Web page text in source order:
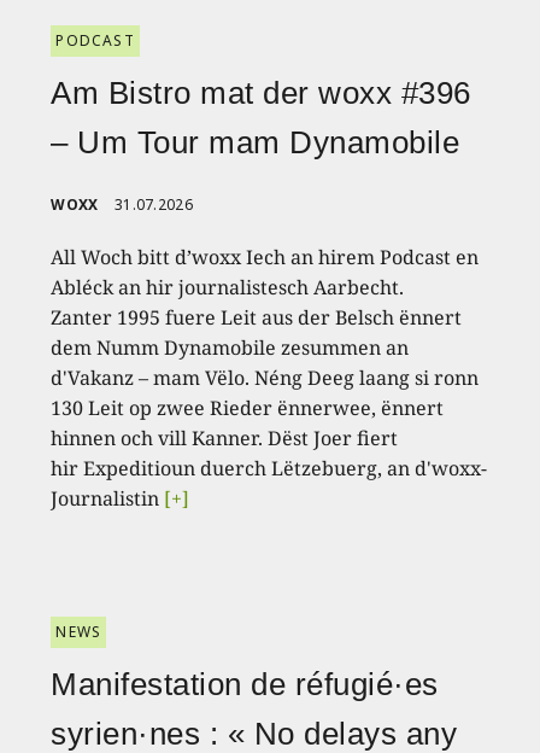
PODCAST
Am Bistro mat der woxx #396
– Um Tour mam Dynamobile
WOXX 31.07.2026
All Woch bitt d’woxx Iech an hirem Podcast en
Abléck an hir journalistesch Aarbecht.
Zanter 1995 fuere Leit aus der Belsch ënnert
dem Numm Dynamobile zesummen an
d'Vakanz – mam Vëlo. Néng Deeg laang si ronn
130 Leit op zwee Rieder ënnerwee, ënnert
hinnen och vill Kanner. Dëst Joer fiert
hir Expeditioun duerch Lëtzebuerg, an d'woxx-
Journalistin [+]
NEWS
Manifestation de réfugié·es
syrien·nes : « No delays any